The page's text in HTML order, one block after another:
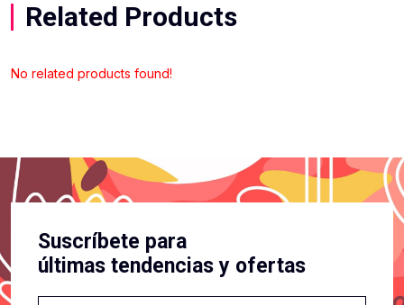
Related Products
No related products found!
Suscríbete para
últimas tendencias y ofertas